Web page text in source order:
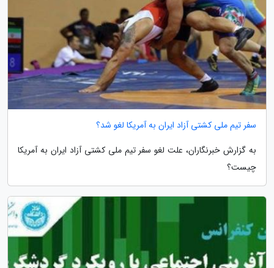
سفر تیم ملی کشتی آزاد ایران به آمریکا لغو شد؟
به گزارش خبرنگاران، علت لغو سفر تیم ملی کشتی آزاد ایران به آمریکا
چیست؟